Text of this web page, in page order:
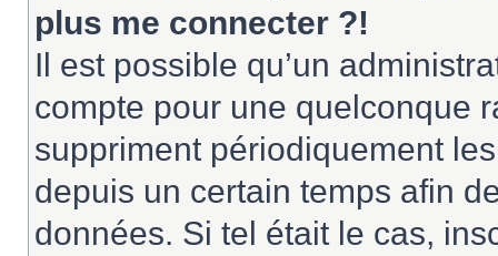
plus me connecter ?!
Il est possible qu’un
compte pour une quelconque
suppriment périodiquement
depuis un certain temps afin
données. Si tel était le cas,